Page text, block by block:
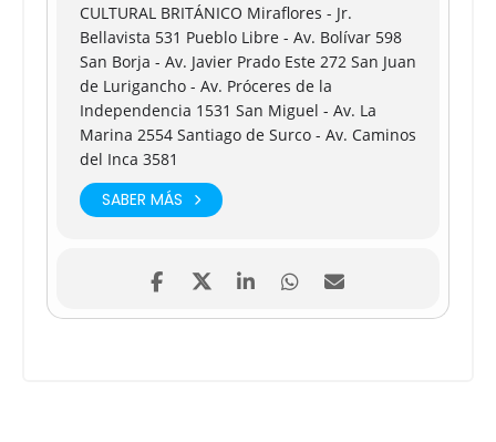
CULTURAL BRITÁNICO Miraflores - Jr.
Bellavista 531 Pueblo Libre - Av. Bolívar 598
San Borja - Av. Javier Prado Este 272 San Juan
de Lurigancho - Av. Próceres de la
Independencia 1531 San Miguel - Av. La
Marina 2554 Santiago de Surco - Av. Caminos
del Inca 3581
SABER MÁS